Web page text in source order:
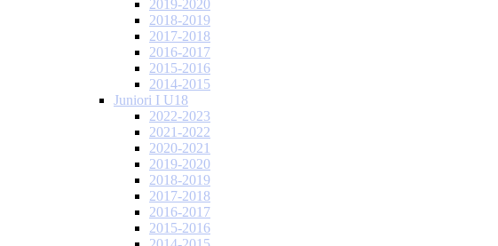
2019-2020
2018-2019
2017-2018
2016-2017
2015-2016
2014-2015
Juniori I U18
2022-2023
2021-2022
2020-2021
2019-2020
2018-2019
2017-2018
2016-2017
2015-2016